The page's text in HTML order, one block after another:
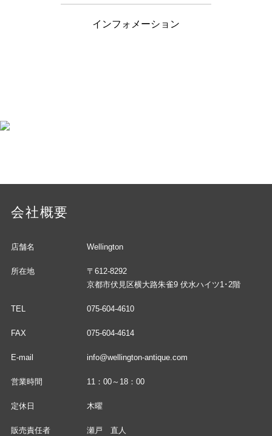
インフォメーション
会社概要
店舗名 Wellington
所在地
〒612-8292
京都市伏見区横大路朱雀9 伏水ハイツ1･2階
TEL 075-604-4610
FAX 075-604-4614
E-mail info@wellington-antique.com
営業時間 11：00～18：00
定休日 木曜
販売責任者 瀬戸 直人